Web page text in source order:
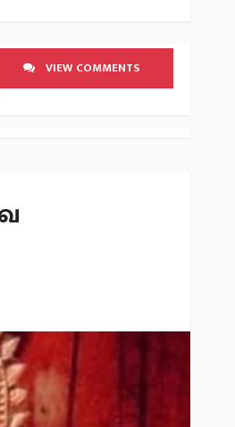
VIEW COMMENTS